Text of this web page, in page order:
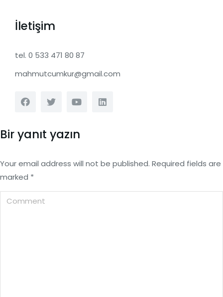
İletişim
tel. 0 533 471 80 87
mahmutcumkur@gmail.com
Bir yanıt yazın
Your email address will not be published. Required fields are
marked *
Comment